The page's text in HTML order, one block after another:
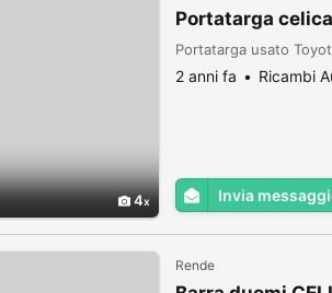
4
Portatarga
Portatarga usato
2 anni fa Ricambi
Invia
Rende